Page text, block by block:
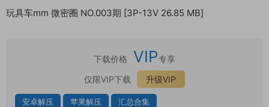
玩具车mm 微密圈 NO.003期 [3P-13V 26.85 MB]
下载价格 VIP专享
仅限VIP下载
升级VIP
安卓解压 苹果解压 汇总合集